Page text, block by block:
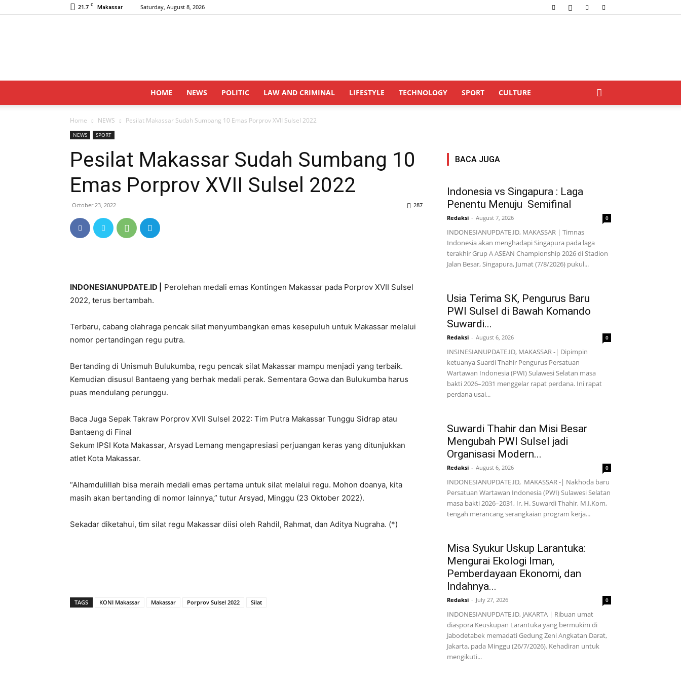
21.7 C Makassar Saturday, August 8, 2026
INDONESIANUPDATE.id
HOME NEWS POLITIC LAW AND CRIMINAL LIFESTYLE TECHNOLOGY SPORT CULTURE
Home NEWS Pesilat Makassar Sudah Sumbang 10 Emas Porprov XVII Sulsel 2022
NEWS SPORT
Pesilat Makassar Sudah Sumbang 10
Emas Porprov XVII Sulsel 2022
October 23, 2022 287
INDONESIANUPDATE.ID |
Perolehan medali emas Kontingen Makassar pada Porprov XVII Sulsel
2022, terus bertambah.
Terbaru, cabang olahraga pencak silat menyumbangkan emas kesepuluh untuk Makassar melalui
nomor pertandingan regu putra.
Bertanding di Unismuh Bulukumba, regu pencak silat Makassar mampu menjadi yang terbaik.
Kemudian disusul Bantaeng yang berhak medali perak. Sementara Gowa dan Bulukumba harus
puas mendulang perunggu.
Baca Juga Sepak Takraw Porprov XVII Sulsel 2022: Tim Putra Makassar Tunggu Sidrap atau
Bantaeng di Final
Sekum IPSI Kota Makassar, Arsyad Lemang mengapresiasi perjuangan keras yang ditunjukkan
atlet Kota Makassar.
“Alhamdulillah bisa meraih medali emas pertama untuk silat melalui regu. Mohon doanya, kita
masih akan bertanding di nomor lainnya,” tutur Arsyad, Minggu (23 Oktober 2022).
Sekadar diketahui, tim silat regu Makassar diisi oleh Rahdil, Rahmat, dan Aditya Nugraha. (*)
TAGS KONI Makassar Makassar Porprov Sulsel 2022 Silat
BACA JUGA
Indonesia vs Singapura : Laga
Penentu Menuju Semifinal
Redaksi - August 7, 2026 0
INDONESIANUPDATE.ID, MAKASSAR | Timnas
Indonesia akan menghadapi Singapura pada laga
terakhir Grup A ASEAN Championship 2026 di Stadion
Jalan Besar, Singapura, Jumat (7/8/2026) pukul...
Usia Terima SK, Pengurus Baru
PWI Sulsel di Bawah Komando
Suwardi...
Redaksi - August 6, 2026 0
INSINESIANUPDATE.ID, MAKASSAR -| Dipimpin
ketuanya Suardi Thahir Pengurus Persatuan
Wartawan Indonesia (PWI) Sulawesi Selatan masa
bakti 2026–2031 menggelar rapat perdana. Ini rapat
perdana usai...
Suwardi Thahir dan Misi Besar
Mengubah PWI Sulsel jadi
Organisasi Modern...
Redaksi - August 6, 2026 0
INDONESIANUPDATE.ID, MAKASSAR -| Nakhoda baru
Persatuan Wartawan Indonesia (PWI) Sulawesi Selatan
masa bakti 2026–2031, Ir. H. Suwardi Thahir, M.I.Kom,
tengah merancang serangkaian program kerja...
Misa Syukur Uskup Larantuka:
Mengurai Ekologi Iman,
Pemberdayaan Ekonomi, dan
Indahnya...
Redaksi - July 27, 2026 0
INDONESIANUPDATE.ID, JAKARTA | Ribuan umat
diaspora Keuskupan Larantuka yang bermukim di
Jabodetabek memadati Gedung Zeni Angkatan Darat,
Jakarta, pada Minggu (26/7/2026). Kehadiran untuk
mengikuti...